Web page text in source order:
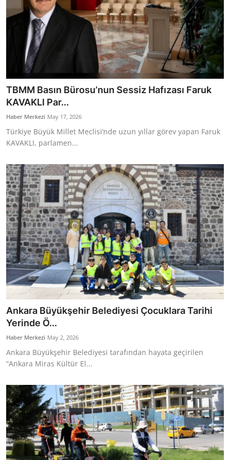
TBMM Basın Bürosu’nun Sessiz Hafızası Faruk
KAVAKLI Par...
Haber Merkezi May 17, 2026
Türkiye Büyük Millet Meclisi’nde uzun yıllar görev yapan Faruk
KAVAKLI, parlamen...
Ankara Büyükşehir Belediyesi Çocuklara Tarihi
Yerinde Ö...
Haber Merkezi May 2, 2026
Ankara Büyükşehir Belediyesi tarafından hayata geçirilen
“Ankara Miras Kültür El...